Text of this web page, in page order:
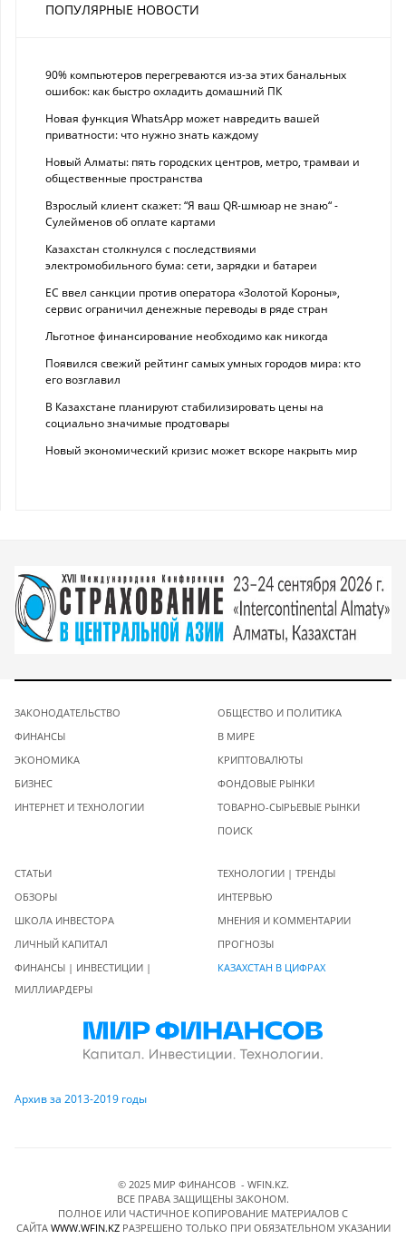
ПОПУЛЯРНЫЕ НОВОСТИ
90% компьютеров перегреваются из-за этих банальных
ошибок: как быстро охладить домашний ПК
Новая функция WhatsApp может навредить вашей
приватности: что нужно знать каждому
Новый Алматы: пять городских центров, метро, трамваи и
общественные пространства
Взрослый клиент скажет: “Я ваш QR-шмюар не знаю“ -
Сулейменов об оплате картами
Казахстан столкнулся с последствиями
электромобильного бума: сети, зарядки и батареи
ЕС ввел санкции против оператора «Золотой Короны»,
сервис ограничил денежные переводы в ряде стран
Льготное финансирование необходимо как никогда
Появился свежий рейтинг самых умных городов мира: кто
его возглавил
В Казахстане планируют стабилизировать цены на
социально значимые продтовары
Новый экономический кризис может вскоре накрыть мир
ЗАКОНОДАТЕЛЬСТВО
ФИНАНСЫ
ЭКОНОМИКА
БИЗНЕС
ИНТЕРНЕТ И ТЕХНОЛОГИИ
ОБЩЕСТВО И ПОЛИТИКА
В МИРЕ
КРИПТОВАЛЮТЫ
ФОНДОВЫЕ РЫНКИ
ТОВАРНО-СЫРЬЕВЫЕ РЫНКИ
ПОИСК
СТАТЬИ
ОБЗОРЫ
ШКОЛА ИНВЕСТОРА
ЛИЧНЫЙ КАПИТАЛ
ФИНАНСЫ | ИНВЕСТИЦИИ |
МИЛЛИАРДЕРЫ
ТЕХНОЛОГИИ | ТРЕНДЫ
ИНТЕРВЬЮ
МНЕНИЯ И КОММЕНТАРИИ
ПРОГНОЗЫ
КАЗАХСТАН В ЦИФРАХ
Архив за 2013-2019 годы
© 2025 МИР ФИНАНСОВ - WFIN.KZ.
ВСЕ ПРАВА ЗАЩИЩЕНЫ ЗАКОНОМ.
ПОЛНОЕ ИЛИ ЧАСТИЧНОЕ КОПИРОВАНИЕ МАТЕРИАЛОВ C
САЙТА WWW.WFIN.KZРАЗРЕШЕНО ТОЛЬКО ПРИ ОБЯЗАТЕЛЬНОМ УКАЗАНИИ